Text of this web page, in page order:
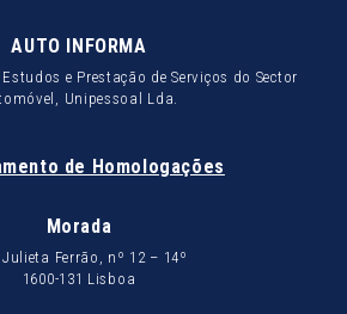
AUTO INFORMA
e Prestação de Serviços do Sector
Unipessoal Lda.
de Homologações
Morada
Julieta Ferrão, nº 12 – 14º
1600-131 Lisboa